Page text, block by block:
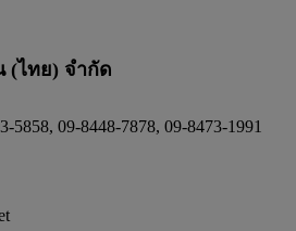
(ไทย) จำกัด
5858, 09-8448-7878, 09-8473-1991